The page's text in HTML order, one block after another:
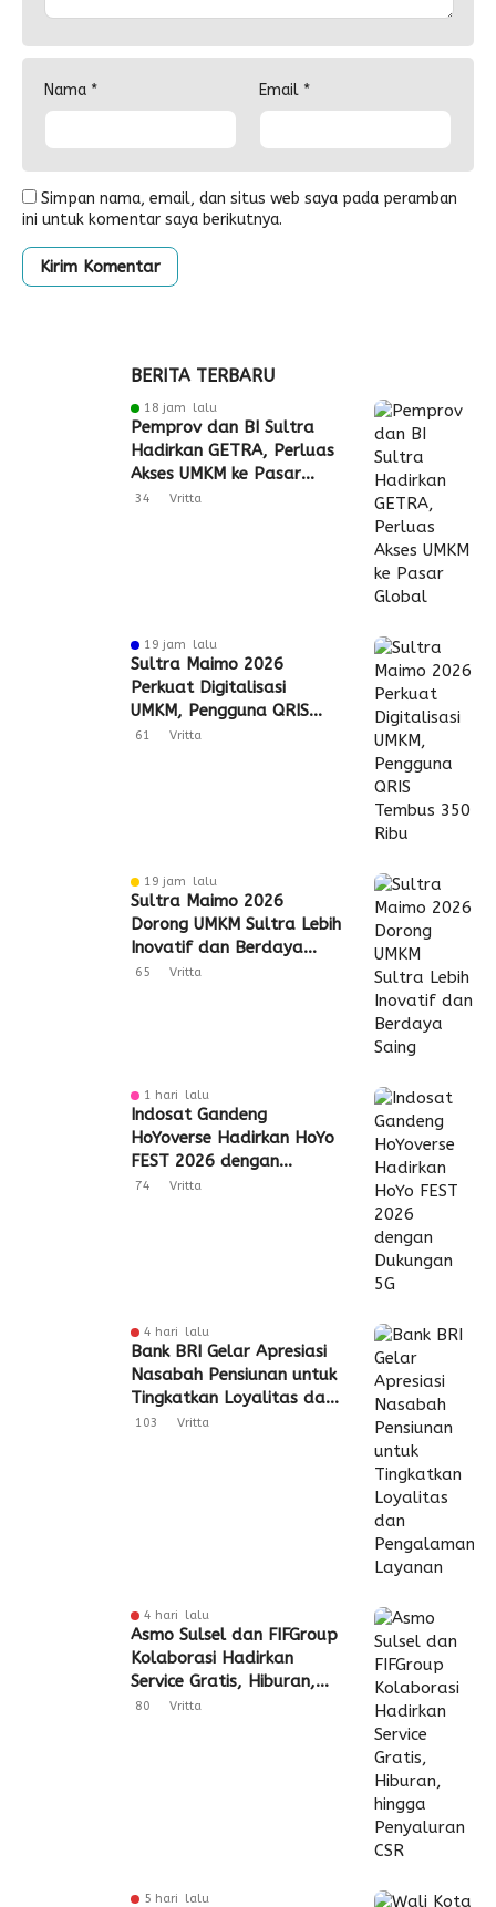
Nama * Email *
Simpan nama, email, dan situs web saya pada peramban
ini untuk komentar saya berikutnya.
BERITA TERBARU
18 jam lalu
Pemprov dan BI Sultra
Hadirkan GETRA, Perluas
Akses UMKM ke Pasar
Global
34 Vritta
19 jam lalu
Sultra Maimo 2026
Perkuat Digitalisasi
UMKM, Pengguna QRIS
Tembus 350 Ribu
61 Vritta
19 jam lalu
Sultra Maimo 2026
Dorong UMKM Sultra Lebih
Inovatif dan Berdaya
Saing
65 Vritta
1 hari lalu
Indosat Gandeng
HoYoverse Hadirkan HoYo
FEST 2026 dengan
Dukungan 5G
74 Vritta
4 hari lalu
Bank BRI Gelar Apresiasi
Nasabah Pensiunan untuk
Tingkatkan Loyalitas dan
Pengalaman Layanan
103 Vritta
4 hari lalu
Asmo Sulsel dan FIFGroup
Kolaborasi Hadirkan
Service Gratis, Hiburan,
hingga Penyaluran CSR
80 Vritta
5 hari lalu